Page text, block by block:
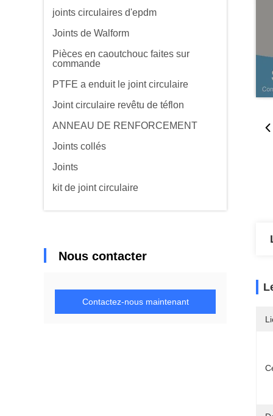
joints circulaires d'epdm
Joints de Walform
Pièces en caoutchouc faites sur
commande
PTFE a enduit le joint circulaire
Joint circulaire revêtu de téflon
ANNEAU DE RENFORCEMENT
Joints collés
Joints
kit de joint circulaire
Nous contacter
Contactez-nous maintenant